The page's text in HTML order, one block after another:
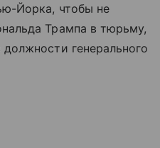
Йорка, чтобы не
Трампа в тюрьму,
генерального